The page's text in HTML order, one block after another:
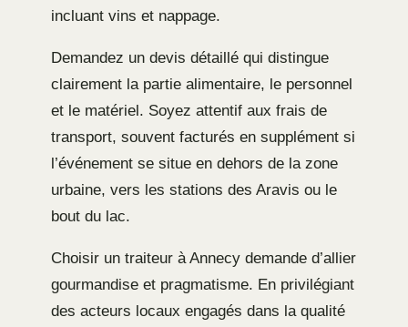
incluant vins et nappage.
Demandez un devis détaillé qui distingue
clairement la partie alimentaire, le personnel
et le matériel. Soyez attentif aux frais de
transport, souvent facturés en supplément si
l’événement se situe en dehors de la zone
urbaine, vers les stations des Aravis ou le
bout du lac.
Choisir un traiteur à Annecy demande d’allier
gourmandise et pragmatisme. En privilégiant
des acteurs locaux engagés dans la qualité